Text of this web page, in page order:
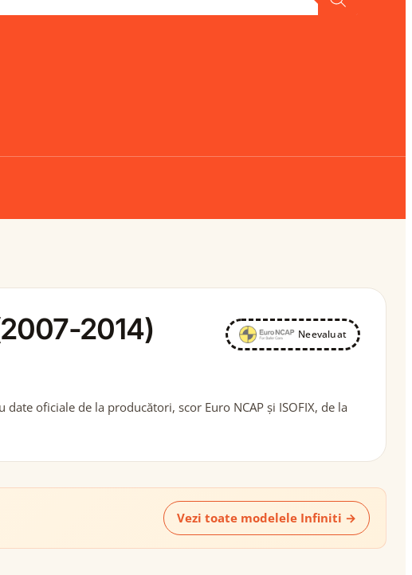
2014) Neevaluat
oficiale de la producători, scor Euro NCAP și ISOFIX, de la
Vezi toate modelele Infiniti →